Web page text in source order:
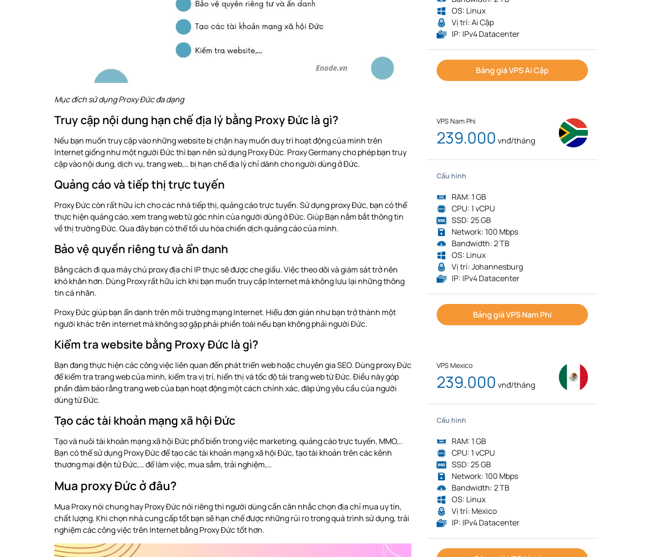
Mục đích sử dụng Proxy Đức đa dạng
Truy cập nội dung hạn chế địa lý bằng Proxy Đức là gì?
Nếu bạn muốn truy cập vào những website bị chặn hay muốn duy trì hoạt động của mình trên
Internet giống như một người Đức thì bạn nên sử dụng Proxy Đức. Proxy Germany cho phép bạn truy
cập vào nội dung, dịch vụ, trang web,… bị hạn chế địa lý chỉ dành cho người dùng ở Đức.
Quảng cáo và tiếp thị trực tuyến
Proxy Đức còn rất hữu ích cho các nhà tiếp thị, quảng cáo trực tuyến. Sử dụng proxy Đức, bạn có thể
thực hiện quảng cáo, xem trang web từ góc nhìn của người dùng ở Đức. Giúp Bạn nắm bắt thông tin
về thị trường Đức. Qua đây bạn có thể tối ưu hóa chiến dịch quảng cáo của mình.
Bảo vệ quyền riêng tư và ẩn danh
Bằng cách đi qua máy chủ proxy địa chỉ IP thực sẽ được che giấu. Việc theo dõi và giám sát trở nên
khó khăn hơn. Dùng Proxy rất hữu ích khi bạn muốn truy cập Internet mà không lưu lại những thông
tin cá nhân.
Proxy Đức giúp bạn ẩn danh trên môi trường mạng Internet. Hiểu đơn giản như bạn trở thành một
người khác trên internet mà không sợ gặp phải phiền toái nếu bạn không phải người Đức.
Kiểm tra website bằng Proxy Đức là gì?
Bạn đang thực hiện các công việc liên quan đến phát triển web hoặc chuyên gia SEO. Dùng proxy Đức
để kiểm tra trang web của mình, kiểm tra vị trí, hiển thị và tốc độ tải trang web từ Đức. Điều này góp
phần đảm bảo rằng trang web của bạn hoạt động một cách chính xác, đáp ứng yêu cầu của người
dùng từ Đức.
Tạo các tài khoản mạng xã hội Đức
Tạo và nuôi tài khoản mạng xã hội Đức phổ biến trong việc marketing, quảng cáo trực tuyến, MMO,..
Bạn có thể sử dụng Proxy Đức để tạo các tài khoản mạng xã hội Đức, tạo tài khoản trên các kênh
thương mại điện tử Đức,… để làm việc, mua sắm, trải nghiệm,…
Mua proxy Đức ở đâu?
Mua Proxynói chung hay Proxy Đức nói riêng thì người dùng cần cân nhắc chọn địa chỉ mua uy tín,
chất lượng. Khi chọn nhà cung cấp tốt bạn sẽ hạn chế được những rủi ro trong quá trình sử dụng, trải
nghiệm các công việc trên Internet bằng Proxy Đức tốt hơn.
OS: Linux
Vị trí: Ai Cập
IP: IPv4 Datacenter
Bảng giá VPS Ai Cập
VPS Nam Phi
239.000 vnđ/tháng
Cấu hình
RAM: 1 GB
CPU: 1 vCPU
SSD: 25 GB
Network: 100 Mbps
Bandwidth: 2 TB
OS: Linux
Vị trí: Johannesburg
IP: IPv4 Datacenter
Bảng giá VPS Nam Phi
VPS Mexico
239.000 vnđ/tháng
Cấu hình
RAM: 1 GB
CPU: 1 vCPU
SSD: 25 GB
Network: 100 Mbps
Bandwidth: 2 TB
OS: Linux
Vị trí: Mexico
IP: IPv4 Datacenter